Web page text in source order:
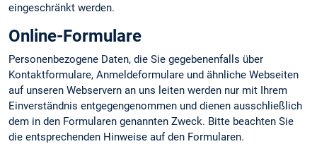
eingeschränkt werden.
Online-Formulare
Personenbezogene Daten, die Sie gegebenenfalls über
Kontaktformulare, Anmeldeformulare und ähnliche Webseiten
auf unseren Webservern an uns leiten werden nur mit Ihrem
Einverständnis entgegengenommen und dienen ausschließlich
dem in den Formularen genannten Zweck. Bitte beachten Sie
die entsprechenden Hinweise auf den Formularen.